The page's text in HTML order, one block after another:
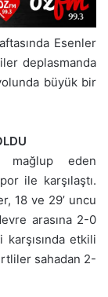
Esenler
deplasmanda
büyük bir
mağlup eden
ile karşılaştı.
18 ve 29’ uncu
arasına 2-0
etkili
sahadan 2-